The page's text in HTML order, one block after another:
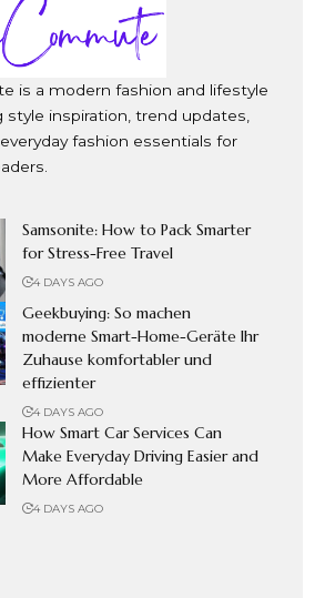
is a modern fashion and lifestyle
inspiration, trend updates,
fashion essentials for
Samsonite: How to Pack Smarter
for Stress-Free Travel
4 DAYS AGO
Geekbuying: So machen
moderne Smart-Home-Geräte Ihr
Zuhause komfortabler und
effizienter
4 DAYS AGO
How Smart Car Services Can
Make Everyday Driving Easier and
More Affordable
4 DAYS AGO